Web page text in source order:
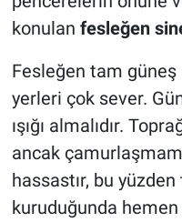
konulan fesleğen
Fesleğen tam güneş
yerleri çok sever.
ışığı almalıdır.
ancak
hassastır, bu
kuruduğunda hemen